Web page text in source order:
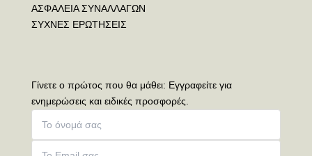
ΑΣΦΑΛΕΙΑ ΣΥΝΑΛΛΑΓΩΝ
ΣΥΧΝΕΣ ΕΡΩΤΗΣΕΙΣ
Γίνετε ο πρώτος που θα μάθει: Εγγραφείτε για
ενημερώσεις και ειδικές προσφορές.